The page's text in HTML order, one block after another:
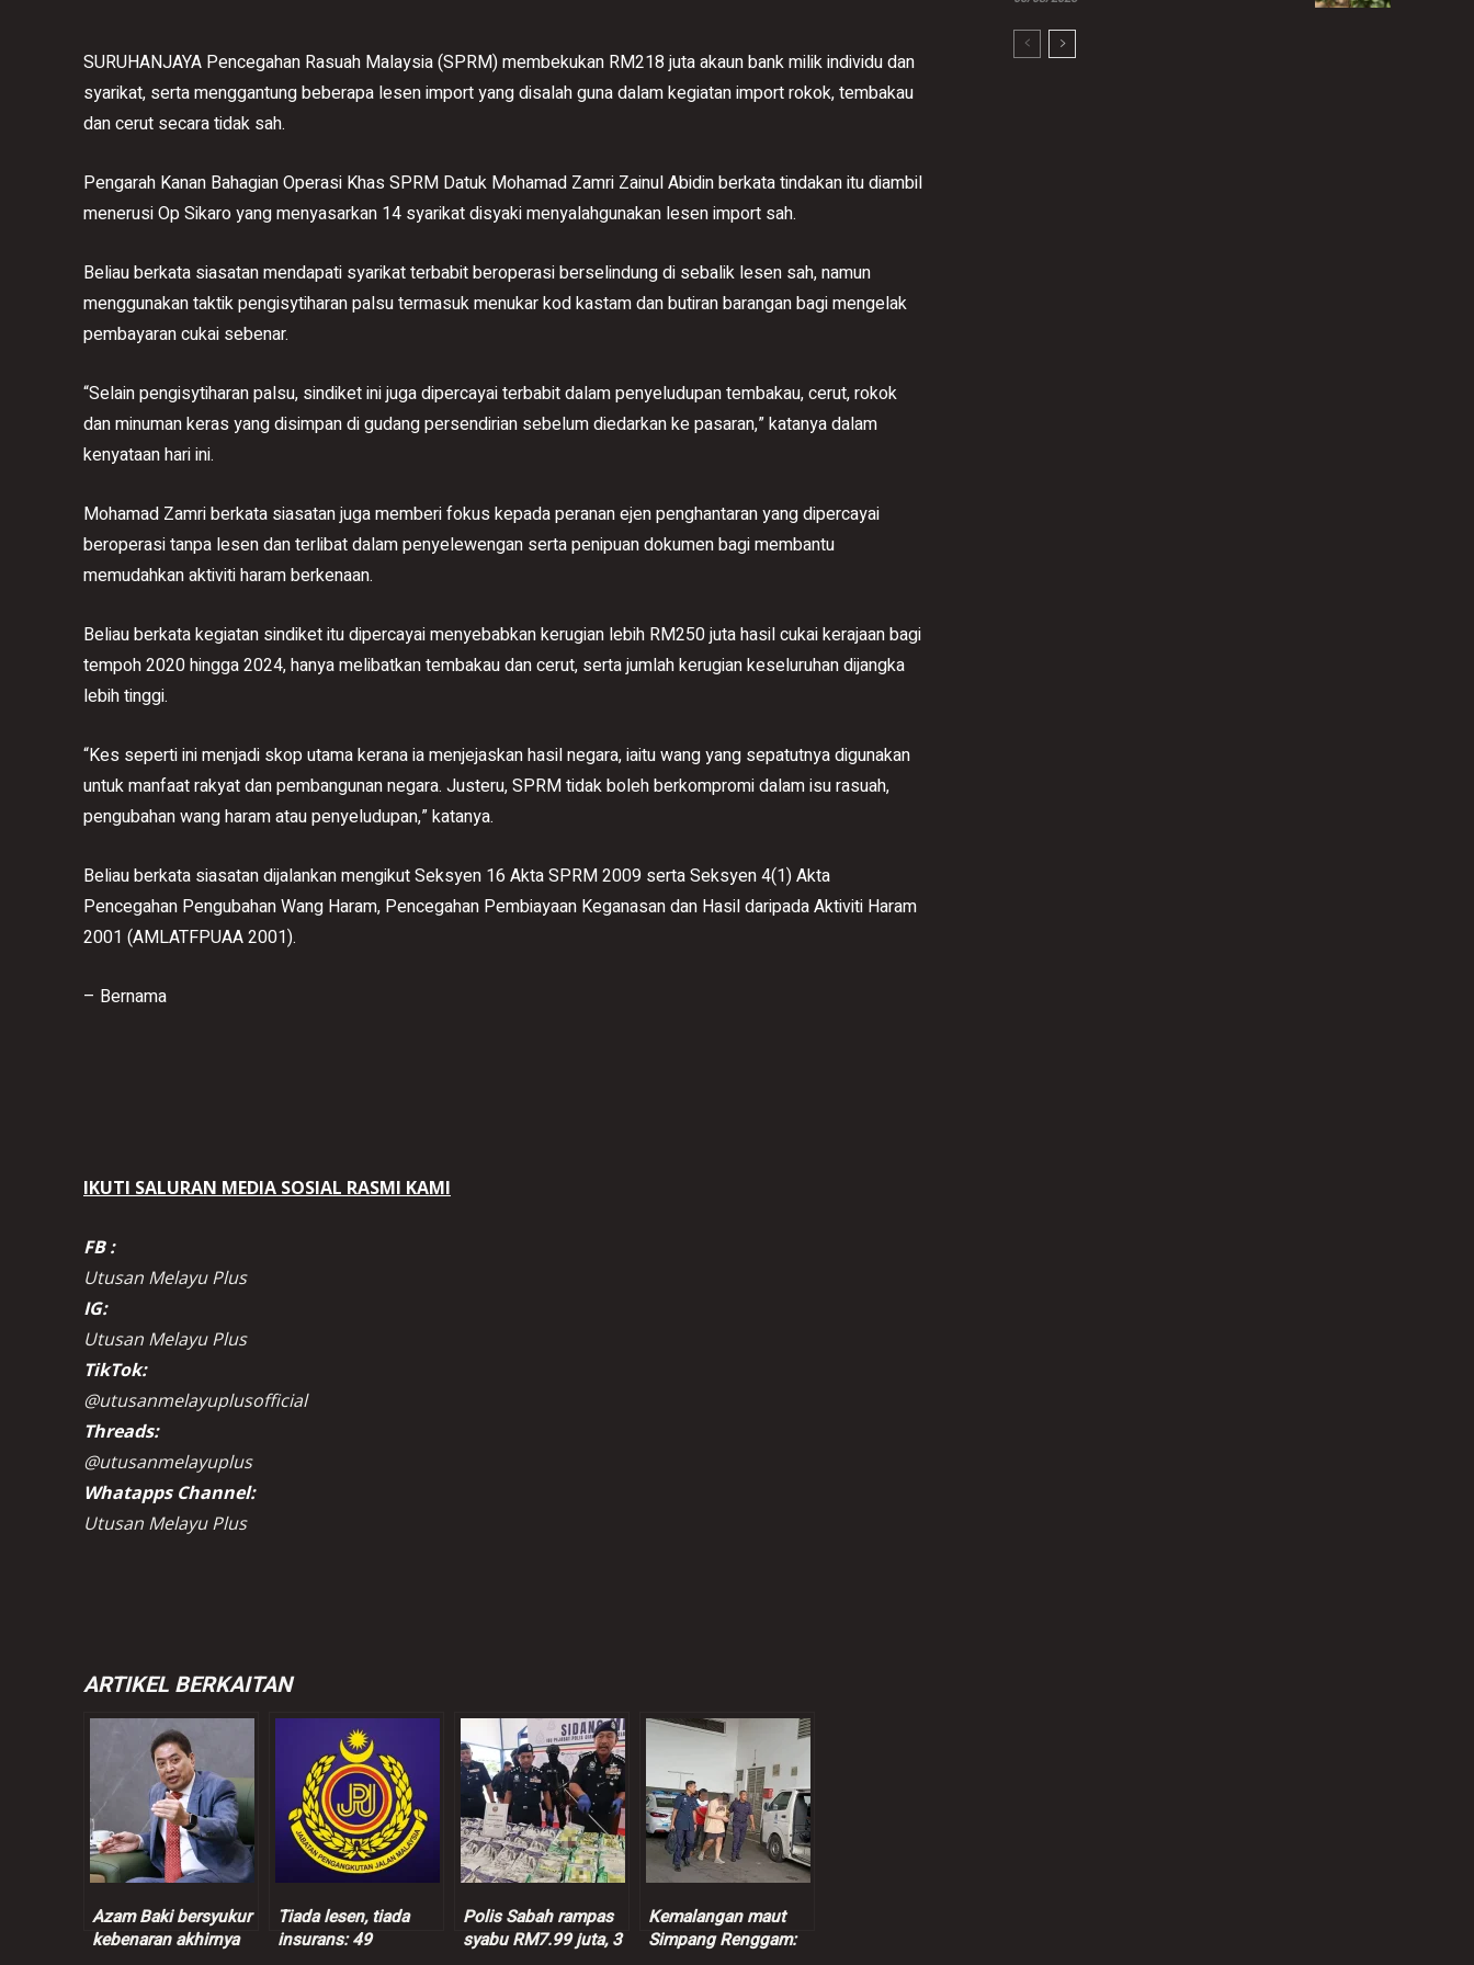
SURUHANJAYA Pencegahan Rasuah Malaysia (SPRM) membekukan RM218 juta akaun bank milik individu dan
syarikat, serta menggantung beberapa lesen import yang disalah guna dalam kegiatan import rokok, tembakau
dan cerut secara tidak sah.
Pengarah Kanan Bahagian Operasi Khas SPRM Datuk Mohamad Zamri Zainul Abidin berkata tindakan itu diambil
menerusi Op Sikaro yang menyasarkan 14 syarikat disyaki menyalahgunakan lesen import sah.
Beliau berkata siasatan mendapati syarikat terbabit beroperasi berselindung di sebalik lesen sah, namun
menggunakan taktik pengisytiharan palsu termasuk menukar kod kastam dan butiran barangan bagi mengelak
pembayaran cukai sebenar.
“Selain pengisytiharan palsu, sindiket ini juga dipercayai terbabit dalam penyeludupan tembakau, cerut, rokok
dan minuman keras yang disimpan di gudang persendirian sebelum diedarkan ke pasaran,” katanya dalam
kenyataan hari ini.
Mohamad Zamri berkata siasatan juga memberi fokus kepada peranan ejen penghantaran yang dipercayai
beroperasi tanpa lesen dan terlibat dalam penyelewengan serta penipuan dokumen bagi membantu
memudahkan aktiviti haram berkenaan.
Beliau berkata kegiatan sindiket itu dipercayai menyebabkan kerugian lebih RM250 juta hasil cukai kerajaan bagi
tempoh 2020 hingga 2024, hanya melibatkan tembakau dan cerut, serta jumlah kerugian keseluruhan dijangka
lebih tinggi.
“Kes seperti ini menjadi skop utama kerana ia menjejaskan hasil negara, iaitu wang yang sepatutnya digunakan
untuk manfaat rakyat dan pembangunan negara. Justeru, SPRM tidak boleh berkompromi dalam isu rasuah,
pengubahan wang haram atau penyeludupan,” katanya.
Beliau berkata siasatan dijalankan mengikut Seksyen 16 Akta SPRM 2009 serta Seksyen 4(1) Akta
Pencegahan Pengubahan Wang Haram, Pencegahan Pembiayaan Keganasan dan Hasil daripada Aktiviti Haram
2001 (AMLATFPUAA 2001).
– Bernama
IKUTI SALURAN MEDIA SOSIAL RASMI KAMI
FB :
Utusan Melayu Plus
IG:
Utusan Melayu Plus
TikTok:
@utusanmelayuplusofficial
Threads:
@utusanmelayuplus
Whatapps Channel:
Utusan Melayu Plus
ARTIKEL BERKAITAN
Azam Baki bersyukur
kebenaran akhirnya
Tiada lesen, tiada
insurans: 49
Polis Sabah rampas
syabu RM7.99 juta, 3
Kemalangan maut
Simpang Renggam: